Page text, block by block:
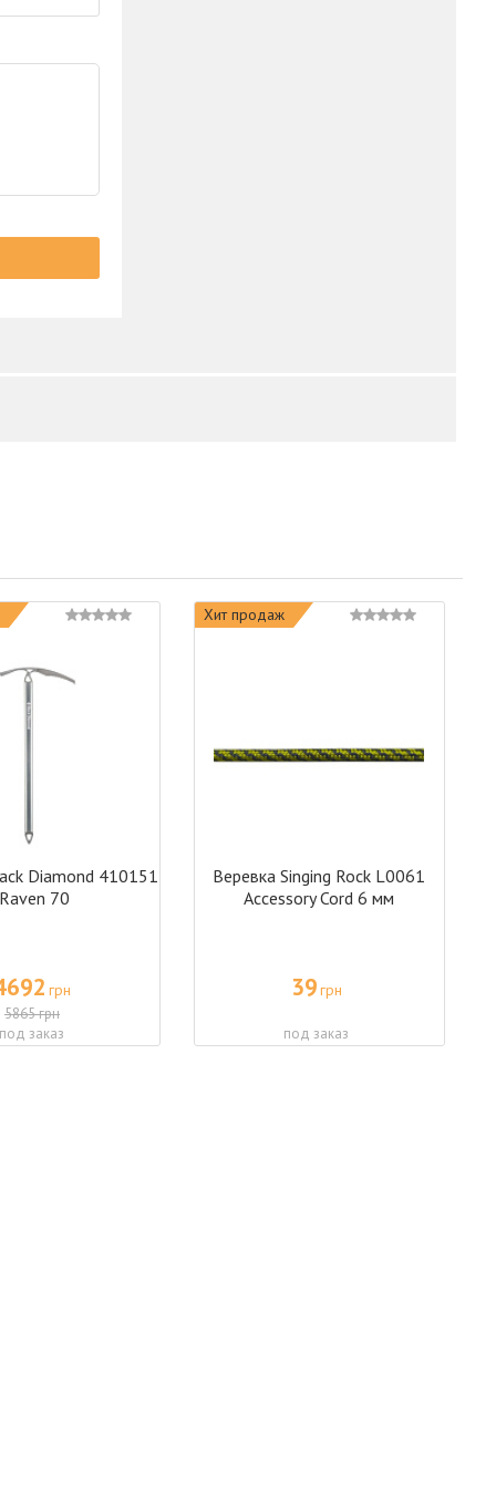
Diamond 410151
Raven 70
грн
5865 грн
под заказ
Хит продаж
Веревка Singing Rock L0061
Accessory Cord 6 мм
39грн
под заказ